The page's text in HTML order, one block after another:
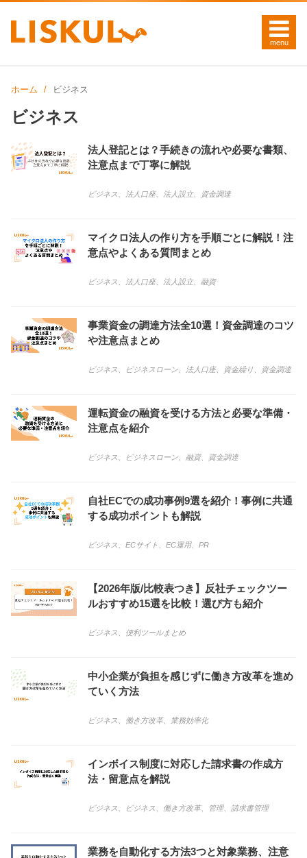
ホーム ビジネス
ビジネス
法人登記とは？手続きの流れや必要な書類、
注意点まで丁寧に解説
ビジネス 法人口座、 法人設立、 資金調達
マイクロ法人の作り方を手順ごとに解説！注
意点やよくある質問まとめ
ビジネス 法人口座、 法人設立、 融資
事業資金の調達方法全10選！資金調達のコツ
や注意点まとめ
ビジネス ビジネスローン 法人口座、 資金繰り 資金調達
運転資金の融資を受ける方法と必要な準備・
注意点を紹介
ビジネス ビジネスローン 融資、 資金調達
自社ECでの成功事例9選を紹介！事例に共通
する成功ポイントも解説
ビジネス ECサイト EC運用、 PR
【2026年版/比較表つき】反社チェックツー
ルおすすめ15選を比較！選び方も紹介
ビジネス 便利ツールまとめ
中小企業が負担を感じずに働き方改革を進め
ていく方法
ビジネス 働き方改革、 業務効率化
インボイス制度に対応した請求書の作成方
法・留意点を解説
ビジネス ビジネス 働き方改革、 管理、 請求書管理
業務を自動化する方法3つと対象業務、注意